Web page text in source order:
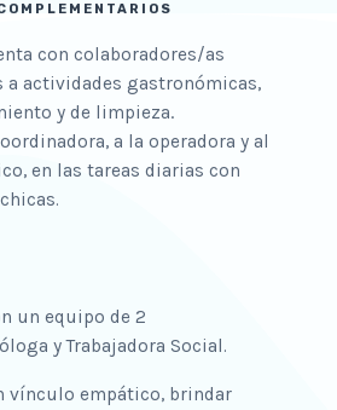
con colaboradores/as
a actividades gastronómicas,
y de limpieza.
a la operadora y al
en las tareas diarias con
un equipo de 2
y Trabajadora Social.
vínculo empático, brindar